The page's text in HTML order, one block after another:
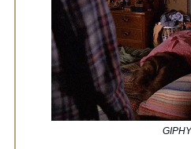
GIPHY